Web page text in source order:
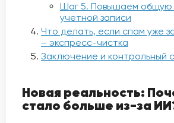
Шаг 5. Повышаем общую
учетной записи
Что делать, если спам уже
– экспресс-чистка
Заключение и контрольный
Новая реальность:
стало больше из-за